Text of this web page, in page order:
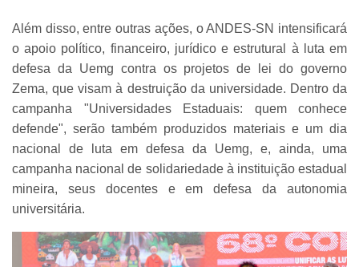
Além disso, entre outras ações, o ANDES-SN intensificará
o apoio político, financeiro, jurídico e estrutural à luta em
defesa da Uemg contra os projetos de lei do governo
Zema, que visam à destruição da universidade. Dentro da
campanha "Universidades Estaduais: quem conhece
defende", serão também produzidos materiais e um dia
nacional de luta em defesa da Uemg, e, ainda, uma
campanha nacional de solidariedade à instituição estadual
mineira, seus docentes e em defesa da autonomia
universitária.